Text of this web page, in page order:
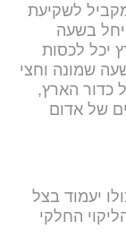
18:52, זאת במקביל לשקיעת
החלקי יחל בשעה
יכל לכסות
שמונה וחצי
כדור הארץ,
של אדום
הירח כולו יעמוד בצל
המלא יסתיים ב-21:51, והליקוי החלקי